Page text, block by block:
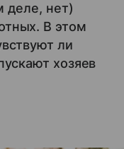
деле, нет)
В этом
ли
хозяев